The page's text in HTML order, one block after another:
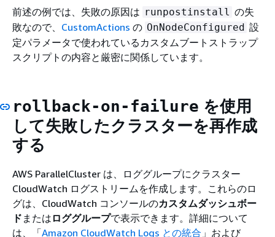
前述の例では、失敗の原因は runpostinstall の失
敗なので、 CustomActions の OnNodeConfigured 設
定パラメータで使われているカスタムブートストラップ
スクリプトの内容と厳密に関係しています。
rollback-on-failure を使用
して失敗したクラスターを再作成
する
AWS ParallelCluster は、ロググループにクラスター
CloudWatch ログストリームを作成します。これらのロ
グは、CloudWatch コンソールのカスタムダッシュボー
ド または ロググループで表示できます。詳細について
は、「Amazon CloudWatch Logs との統合 」および